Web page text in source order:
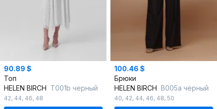
90.89 $
Топ
HELEN BIRCH T001b черный
42, 44, 46, 48
100.46 $
Брюки
HELEN BIRCH B005a чёрный
40, 42, 44, 46, 48, 50